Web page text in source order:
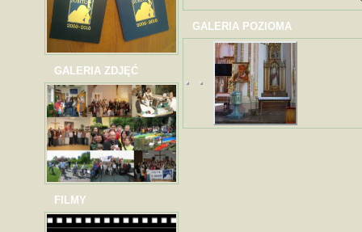
GALERIA ZDJĘĆ
FILMY
GALERIA POZIOMA